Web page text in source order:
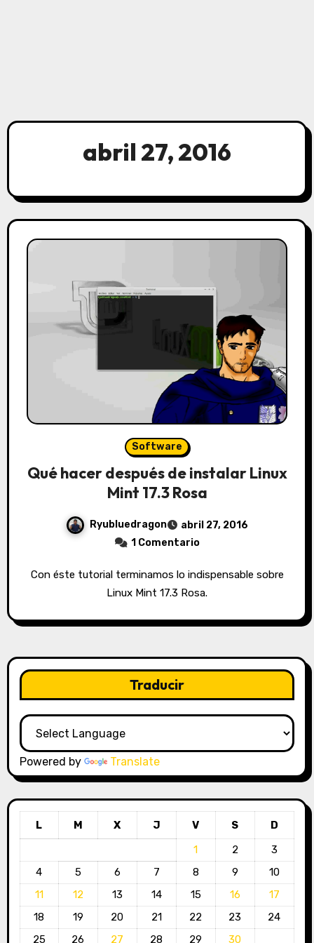
abril 27, 2016
Software
Qué hacer después de instalar Linux
Mint 17.3 Rosa
Ryubluedragon
abril 27, 2016
1 Comentario
Con éste tutorial terminamos lo indispensable sobre
Linux Mint 17.3 Rosa.
Traducir
Powered by Translate
L M X J V S
D
1
2
3
4
5 6 7 8 9
10
11
12 13 14 15 16
17
18
19 20 21 22 23
24
25
26 27 28 29 30